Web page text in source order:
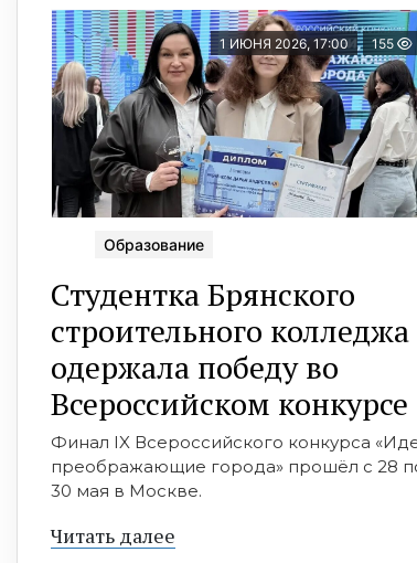
1 ИЮНЯ 2026, 17:00 155
Образование
Студентка Брянского
строительного колледжа
одержала победу во
Всероссийском конкурсе
Финал IX Всероссийского конкурса
преображающие города» прошёл с 28
30 мая в Москве.
Читать далее